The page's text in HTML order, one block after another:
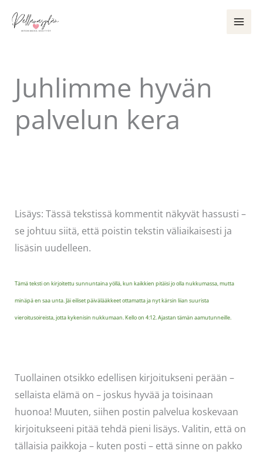
sisältöön
Juhlimme hyvän
palvelun kera
Lisäys: Tässä tekstissä kommentit näkyvät hassusti –
se johtuu siitä, että poistin tekstin väliaikaisesti ja
lisäsin uudelleen.
Tämä teksti on kirjoitettu sunnuntaina yöllä, kun kaikkien pitäisi jo olla nukkumassa, mutta
minäpä en saa unta.Jäieiliset päivälääkkeet ottamatta ja nyt kärsin liian suurista
vieroitusoireista, jotta kykenisin nukkumaan. Kello on 4:12. Ajastan tämän aamutunneille.
Tuollainen otsikko edellisen kirjoitukseni perään –
sellaista elämä on – joskus hyvää ja toisinaan
huonoa! Muuten, siihen postin palvelua koskevaan
kirjoitukseeni pitää tehdä pieni lisäys. Valitin, että on
tällaisia paikkoja – kuten posti – että sinne on pakko